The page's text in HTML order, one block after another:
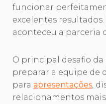
funcionar
excelentes
aconteceu a parceria
O principal desafio da
preparar a equipe de
para apresentações,
relacionamentos mais